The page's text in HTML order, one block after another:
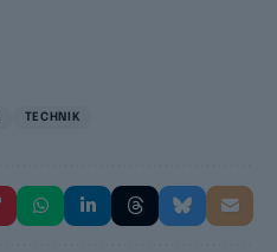
TECHNIK